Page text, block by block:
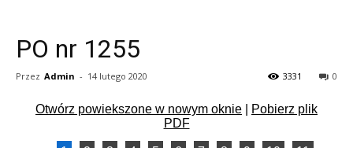
PO nr 1255
Przez Admin - 14 lutego 2020 0
3331